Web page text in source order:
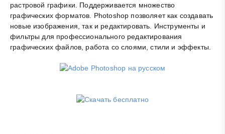
растровой графики. Поддерживается множество
графических форматов. Photoshop позволяет как создавать
новые изображения, так и редактировать. Инструменты и
фильтры для профессионального редактирования
графических файлов, работа со слоями, стили и эффекты.